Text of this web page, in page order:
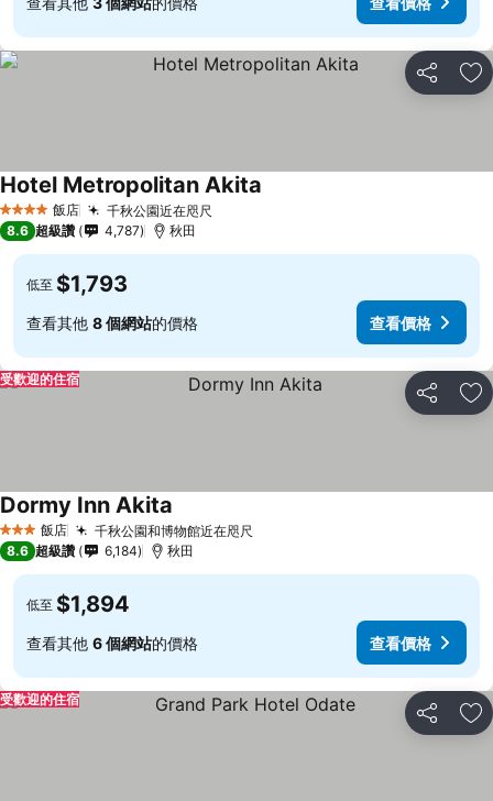
分享 加
4 星級 飯店 千秋公園近在咫尺查看價格
Hotel Metropolitan Akita
8.6 超級讚 4,787 秋田
低至 $1,793
查看其他 8 個網站的價格 查看價格
分享 加
受歡迎的住宿
3 星級 飯店 千秋公園和博物館近在咫尺查看價格
Dormy Inn Akita
8.6 超級讚 6,184 秋田
低至 $1,894
查看其他 6 個網站的價格 查看價格
分享 加
受歡迎的住宿